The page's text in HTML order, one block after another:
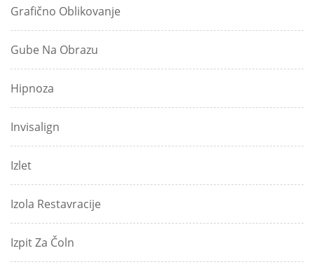
Grafično Oblikovanje
Gube Na Obrazu
Hipnoza
Invisalign
Izlet
Izola Restavracije
Izpit Za Čoln